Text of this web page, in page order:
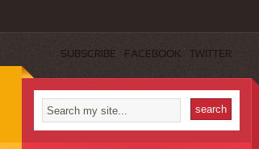
SUBSCRIBE FACEBOOK TWITTER